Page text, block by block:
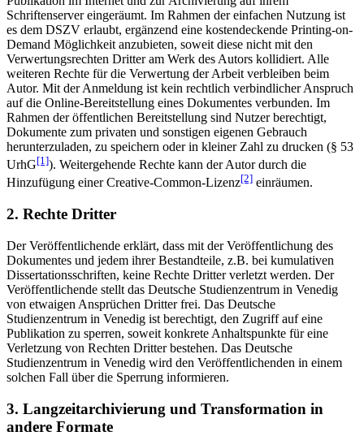
Schriftenserver eingeräumt. Im Rahmen der einfachen Nutzung ist
es dem DSZV erlaubt, ergänzend eine kostendeckende Printing-on-
Demand Möglichkeit anzubieten, soweit diese nicht mit den
Verwertungsrechten Dritter am Werk des Autors kollidiert. Alle
weiteren Rechte für die Verwertung der Arbeit verbleiben beim
Autor. Mit der Anmeldung ist kein rechtlich verbindlicher Anspruch
auf die Online-Bereitstellung eines Dokumentes verbunden. Im
Rahmen der öffentlichen Bereitstellung sind Nutzer berechtigt,
Dokumente zum privaten und sonstigen eigenen Gebrauch
herunterzuladen, zu speichern oder in kleiner Zahl zu drucken (§ 53
UrhG[1]). Weitergehende Rechte kann der Autor durch die
Hinzufügung einer Creative-Common-Lizenz[2] einräumen.
2. Rechte Dritter
Der Veröffentlichende erklärt, dass mit der Veröffentlichung des
Dokumentes und jedem ihrer Bestandteile, z.B. bei kumulativen
Dissertationsschriften, keine Rechte Dritter verletzt werden. Der
Veröffentlichende stellt das Deutsche Studienzentrum in Venedig
von etwaigen Ansprüchen Dritter frei. Das Deutsche
Studienzentrum in Venedig ist berechtigt, den Zugriff auf eine
Publikation zu sperren, soweit konkrete Anhaltspunkte für eine
Verletzung von Rechten Dritter bestehen. Das Deutsche
Studienzentrum in Venedig wird den Veröffentlichenden in einem
solchen Fall über die Sperrung informieren.
3. Langzeitarchivierung und Transformation in
andere Formate